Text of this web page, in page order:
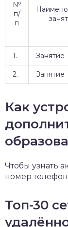
№
п/
п
1. Занятие
2. Занятие
Как
Чтобы узнать
номер
Топ-30